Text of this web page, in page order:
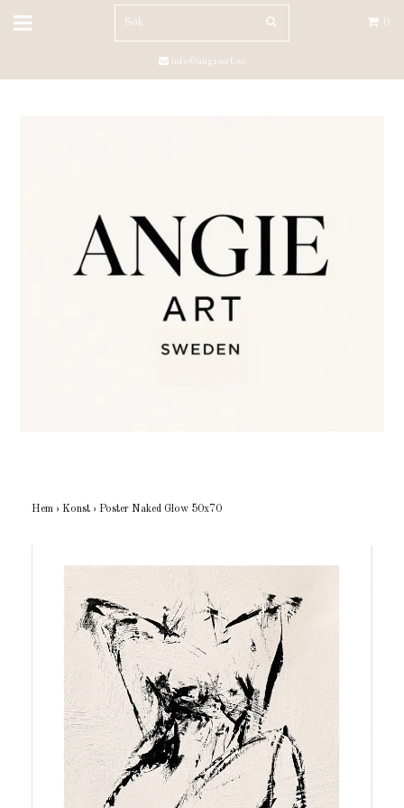
0
info@angieart.se
Hem › Konst › Poster Naked Glow 50x70